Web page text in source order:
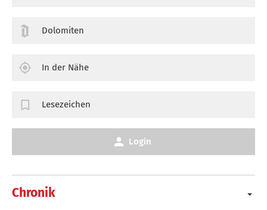
Chronik
Dolomiten
In der Nähe
Lesezeichen
Login